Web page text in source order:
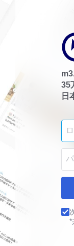
35
日
*